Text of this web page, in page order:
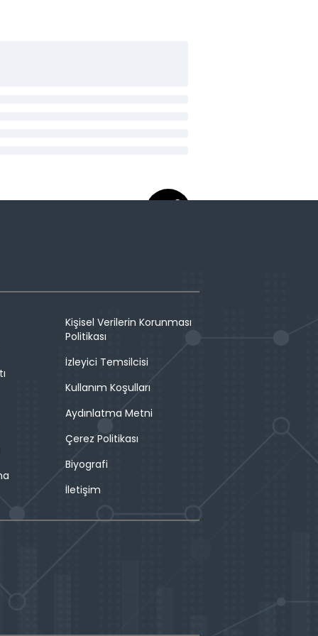
Kişisel Verilerin Korunması
Politikası
İzleyici Temsilcisi
Kullanım Koşulları
Aydınlatma Metni
Çerez Politikası
Biyografi
İletişim